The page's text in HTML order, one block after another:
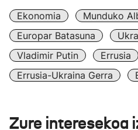
Ekonomia
Munduko
Europar Batasuna
Vladimir Putin
Errusia
Errusia-Ukraina Gerra
Zure interesekoa